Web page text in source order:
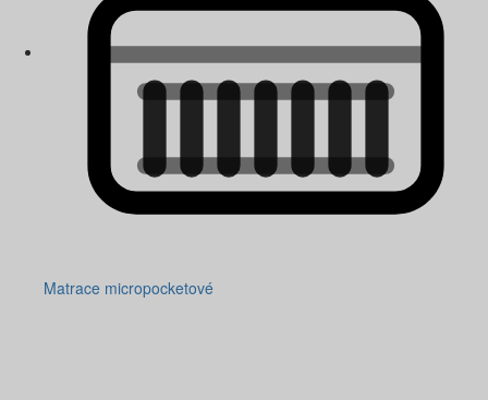
Matrace micropocketové